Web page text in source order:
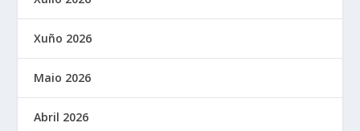
Xuño 2026
Maio 2026
Abril 2026